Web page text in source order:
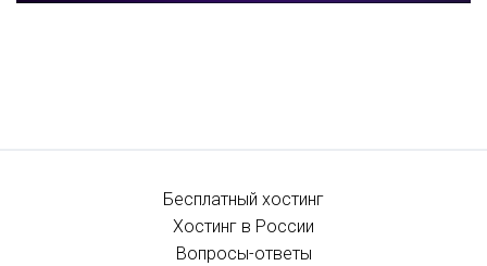
Бесплатный хостинг
Хостинг в России
Вопросы-ответы